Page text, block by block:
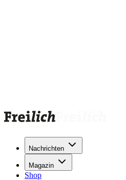
Nachrichten
Magazin
Shop